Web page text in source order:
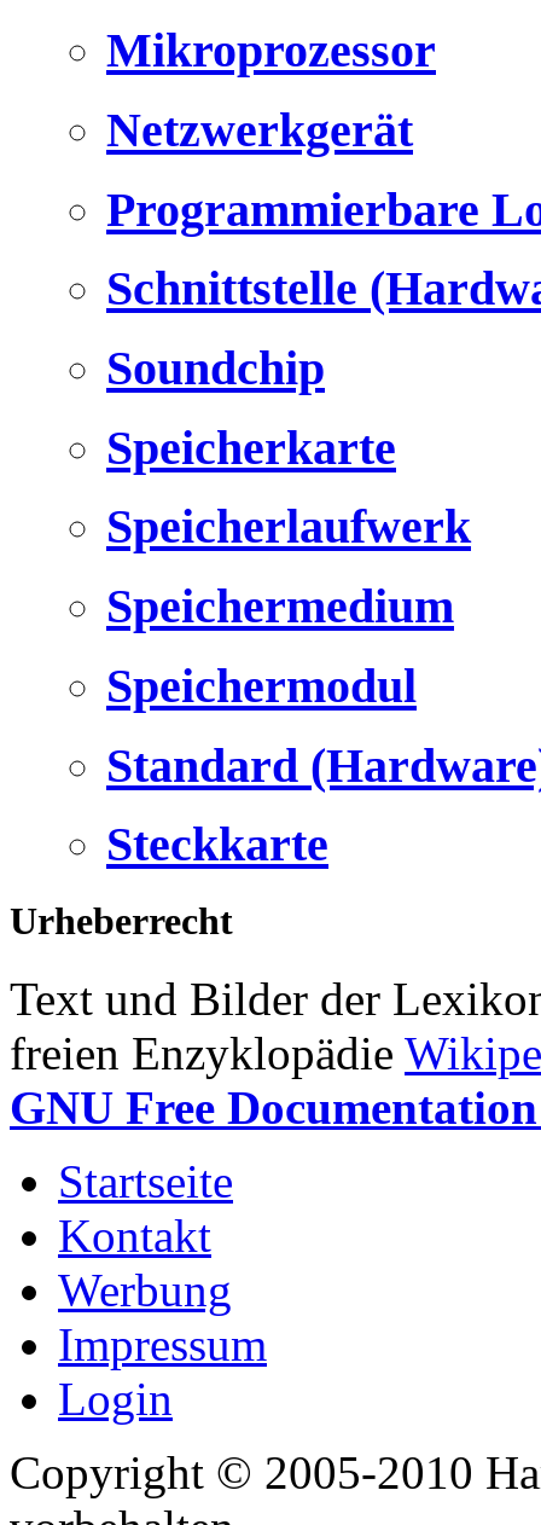
Mikroprozessor
Netzwerkgerät
Programmierbare
Schnittstelle
Soundchip
Speicherkarte
Speicherlaufwerk
Speichermedium
Speichermodul
Standard
Steckkarte
Urheberrecht
Text und Bilder der
freien Enzyklopädie
GNU Free
Startseite
Kontakt
Werbung
Impressum
Login
Copyright © 2005-2010